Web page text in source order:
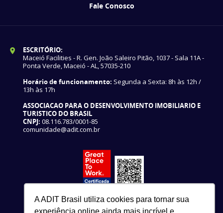
A ADIT Brasil utiliza cookies para tornar sua
experiência online ainda mais incrível e
Fale Conosco
ESCRITÓRIO:
Maceió Facilities - R. Gen. João Saleiro Pitão, 1037 - Sala 11A -
Ponta Verde, Maceió - AL, 57035-210
Horário de funcionamento: Segunda a Sexta: 8h às 12h /
13h às 17h
ASSOCIACAO PARA O DESENVOLVIMENTO IMOBILIARIO E
TURISTICO DO BRASIL
CNPJ: 08.116.783/0001-85
comunidade@adit.com.br